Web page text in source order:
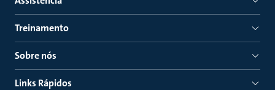
Treinamento
Sobre nós
Links Rápidos